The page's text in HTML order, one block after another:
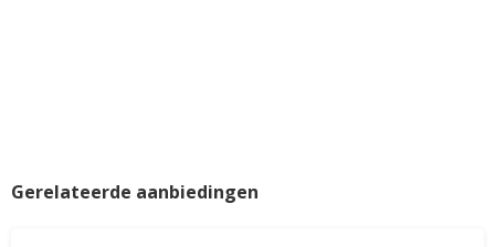
Gerelateerde aanbiedingen